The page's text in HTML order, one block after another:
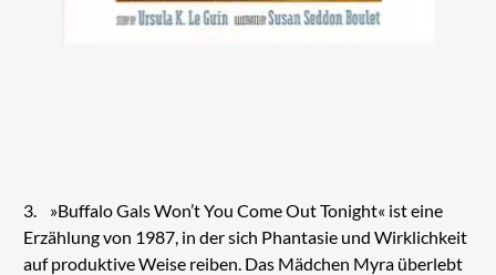
3. »Buffalo Gals Won’t You Come Out Tonight« ist eine
Erzählung von 1987, in der sich Phantasie und Wirklichkeit
auf produktive Weise reiben. Das Mädchen Myra überlebt